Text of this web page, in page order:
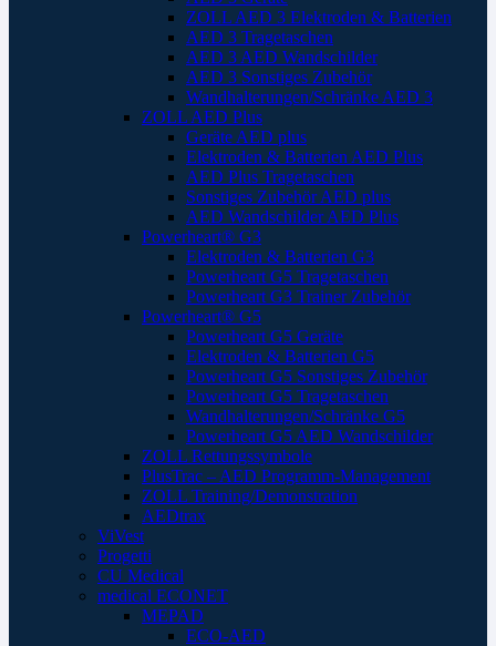
ZOLL AED 3 Elektroden & Batterien
AED 3 Tragetaschen
AED 3 AED Wandschilder
AED 3 Sonstiges Zubehör
Wandhalterungen/Schränke AED 3
ZOLL AED Plus
Geräte AED plus
Elektroden & Batterien AED Plus
AED Plus Tragetaschen
Sonstiges Zubehör AED plus
AED Wandschilder AED Plus
Powerheart® G3
Elektroden & Batterien G3
Powerheart G5 Tragetaschen
Powerheart G3 Trainer Zubehör
Powerheart® G5
Powerheart G5 Geräte
Elektroden & Batterien G5
Powerheart G5 Sonstiges Zubehör
Powerheart G5 Tragetaschen
Wandhalterungen/Schränke G5
Powerheart G5 AED Wandschilder
ZOLL Rettungssymbole
PlusTrac – AED Programm-Management
ZOLL Training/Demonstration
AEDtrax
ViVest
Progetti
CU Medical
medical ECONET
MEPAD
ECO-AED